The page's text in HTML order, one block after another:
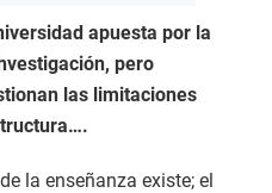
apuesta por la
pero
las limitaciones
la enseñanza existe; el